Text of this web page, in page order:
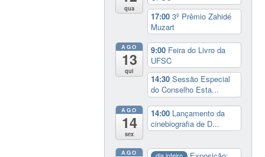
qua
17:003º Prêmio Zahidé
Muzart
AGO
13
qui
9:00 Feira do Livro da
UFSC
14:30Sessão Especial
do Conselho Esta...
AGO
14
sex
14:00 Lançamento da
cinebiografia de D...
AGO